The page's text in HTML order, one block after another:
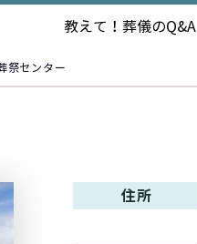
教えて！ 葬儀のQ&A
祭センター
住所